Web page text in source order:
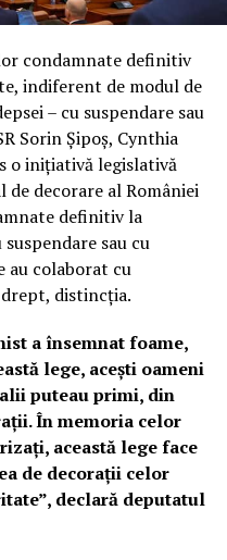
condamnate definitiv
indiferent de modul de
– cu suspendare sau
Sorin Șipoș, Cynthia
o inițiativă legislativă
decorare al României
definitiv la
sau cu
au colaborat cu
distincția.
a însemnat foame,
lege, acești oameni
puteau primi, din
În memoria celor
această lege face
de decorații celor
declară deputatul